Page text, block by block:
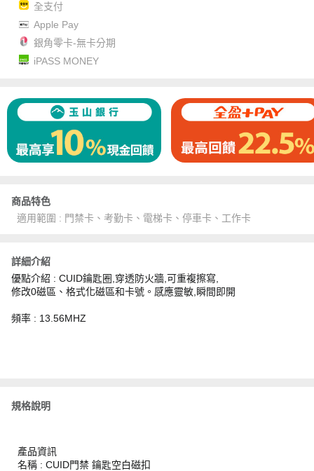
全支付
Apple Pay
銀角零卡-無卡分期
iPASS MONEY
商品特色
適用範圍 : 門禁卡、考勤卡、電梯卡、停車卡、工作卡
詳細介紹
優點介紹 : CUID鑰匙圈,穿透防火牆,可重複擦寫,
修改0磁區、格式化磁區和卡號。感應靈敏,瞬間即開
頻率 : 13.56MHZ
規格說明
產品資訊
名稱 : CUID門禁 鑰匙空白磁扣